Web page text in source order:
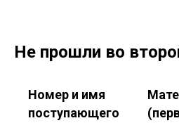
Не прошли во
Номер и имя
поступающего